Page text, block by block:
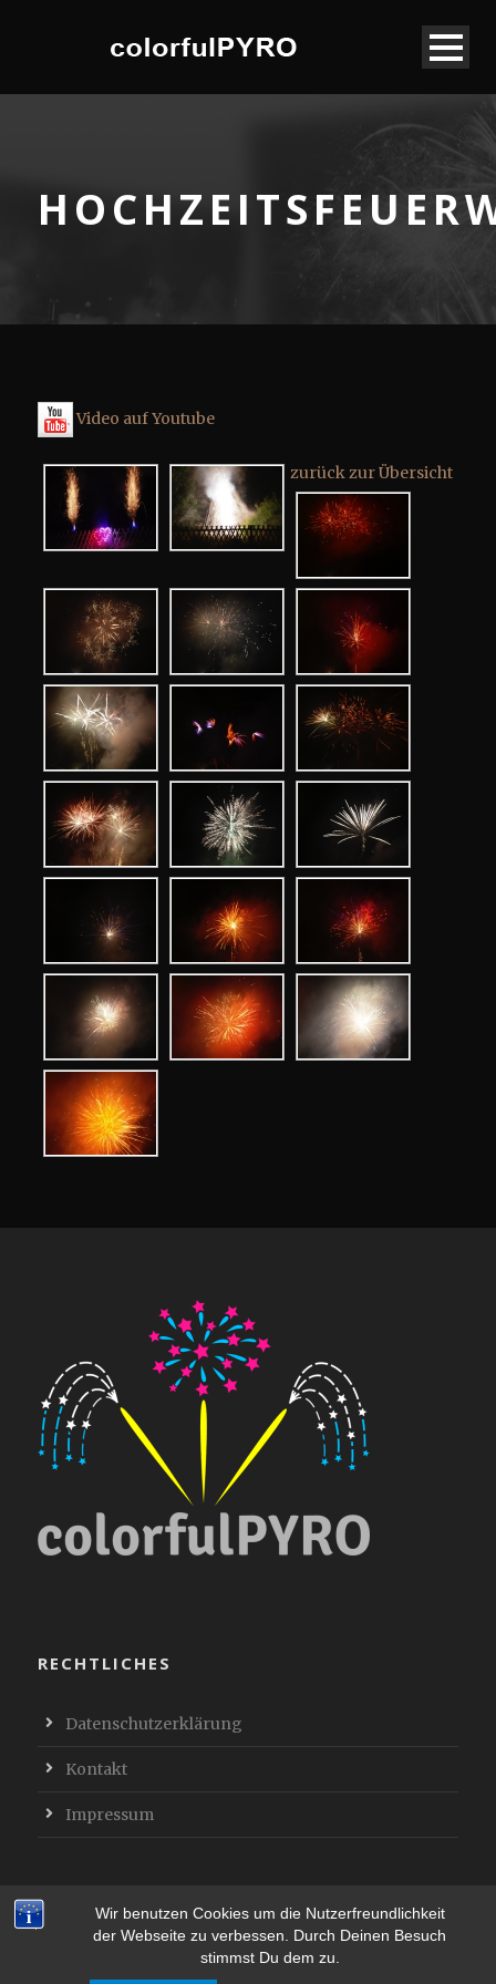
Wir benutzen Cookies um die Nutzerfreundlichkeit
der Webseite zu verbessen. Durch Deinen Besuch
stimmst Du dem zu.
Video auf Youtube
zurück zur Übersicht
RECHTLICHES
Datenschutzerklärung
Kontakt
Impressum
© Copyright 2019 ColofulPyro
Alle Preise inkl. der gesetzlichen MwSt.